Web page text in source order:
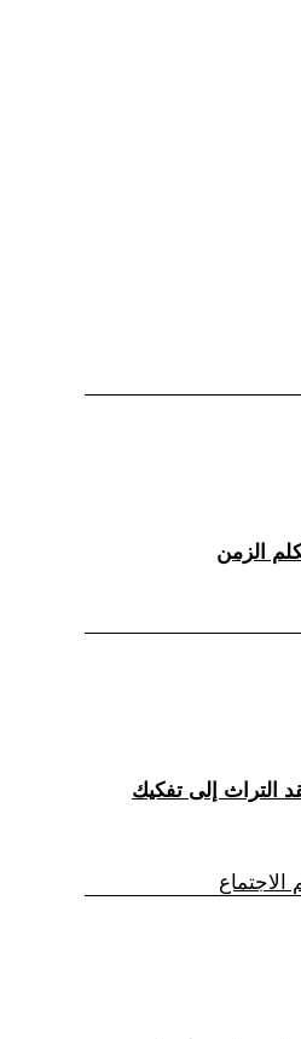
7 : من نقد التراث إلى تفكيك